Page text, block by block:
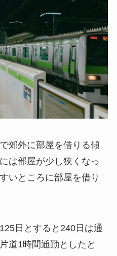
郊外に部屋を借りる傾
は部屋が少し狭くなっ
いところに部屋を借り
日とすると240日は通
道1時間通勤としたと